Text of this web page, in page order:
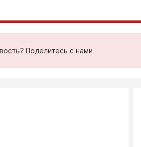
Поделитесь с нами